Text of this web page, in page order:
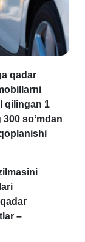
qadar
qilingan 1
soʻmdan
–